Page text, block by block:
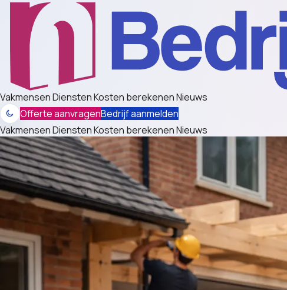
VakmensenDienstenKosten berekenenNieuws
Offerte aanvragenBedrijf aanmelden
VakmensenDienstenKosten berekenenNieuws